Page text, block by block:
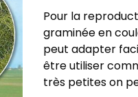
Pour la
graminée en
peut adapter
être utiliser
très petites on